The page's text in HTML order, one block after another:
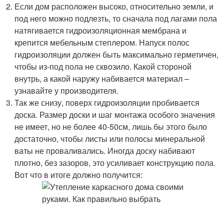
Если дом расположен высоко, относительно земли, и
под него можно подлезть, то сначала под лагами пола
натягивается гидроизоляционная мембрана и
крепится мебельным степлером. Напуск полос
гидроизоляции должен быть максимально герметичен,
чтобы из-под пола не сквозило. Какой стороной
внутрь, а какой наружу набивается материал –
узнавайте у производителя.
Так же снизу, поверх гидроизоляции пробивается
доска. Размер доски и шаг монтажа особого значения
не имеет, но не более 40-50см, лишь бы этого было
достаточно, чтобы листы или полосы минеральной
ваты не проваливались. Иногда доску набивают
плотно, без зазоров, это усиливает конструкцию пола.
Вот что в итоге должно получится: